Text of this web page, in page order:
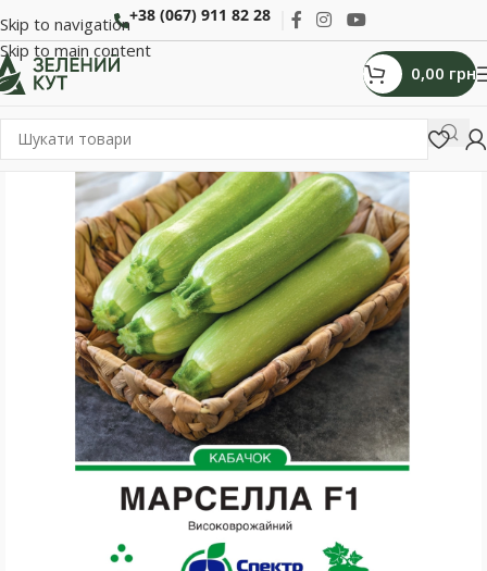
Skip to navigation
Skip to main content
+38 (067) 911 82 28
0,00 грн